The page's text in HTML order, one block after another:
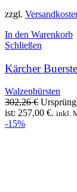
zzgl.
In den Warenkorb
Schließen
Kärcher
Walzenbürsten
302,26€
ist: 257,00 €. inkl.
-15%